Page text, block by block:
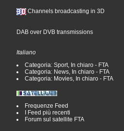
Channels broadcasting in 3D
DAB over DVB transmissions
Italiano
Categoria: Sport, In chiaro - FTA
Categoria: News, In chiaro - FTA
Categoria: Movies, In chiaro - FTA
Frequenze Feed
I Feed più recenti
Forum sul satellite FTA